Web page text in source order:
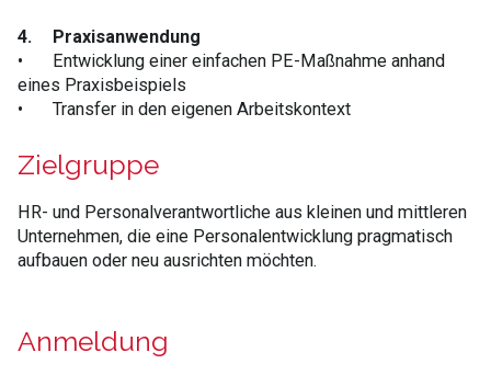
4.
Praxisanwendung
•
Entwicklung einer einfachen PE-Maßnahme anhand
eines Praxisbeispiels
•
Transfer in den eigenen Arbeitskontext
Zielgruppe
HR- und Personalverantwortliche aus kleinen und mittleren
Unternehmen, die eine Personalentwicklung pragmatisch
aufbauen oder neu ausrichten möchten.
Anmeldung